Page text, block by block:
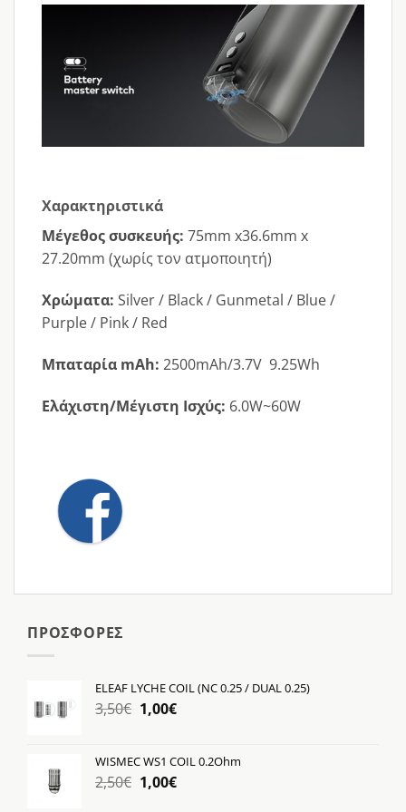
Χαρακτηριστικά
Μέγεθος συσκευής: 75mm x36.6mm x
27.20mm (χωρίς τον ατμοποιητή)
Χρώματα: Silver / Black / Gunmetal / Blue /
Purple / Pink / Red
Μπαταρία mAh: 2500mAh/3.7V 9.25Wh
Ελάχιστη/Μέγιστη Ισχύς: 6.0W~60W
ΠΡΟΣΦΟΡΕΣ
ELEAF LYCHE COIL (NC 0.25 / DUAL 0.25)
3,50€ Original
3,50€.
1,00€Η
είναι:
1,00€.
WISMEC WS1 COIL 0.2Ohm
2,50€ Original
1,00€Η